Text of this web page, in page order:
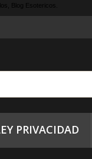
Blog Esotericos.
PRIVACIDAD